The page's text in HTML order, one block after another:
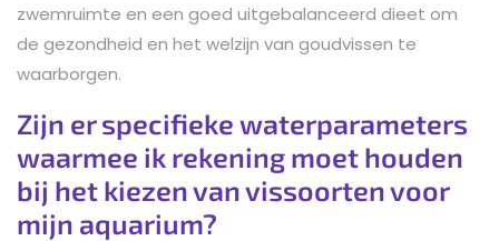
zwemruimte en een goed uitgebalanceerd dieet om
de gezondheid en het welzijn van goudvissen te
waarborgen.
Zijn er specifieke waterparameters
waarmee ik rekening moet houden
bij het kiezen van vissoorten voor
mijn aquarium?